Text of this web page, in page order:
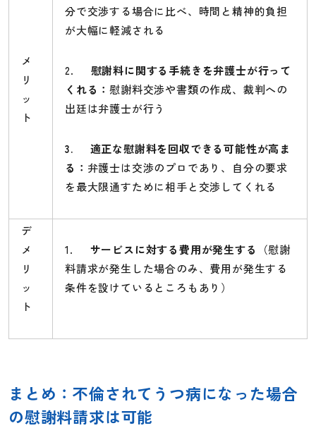
メ
リ
ッ
ト
分で交渉する場合に比べ、時間と精神的負担
が大幅に軽減される
2. 慰謝料に関する手続きを弁護士が行って
くれる ：慰謝料交渉や書類の作成、裁判への
出廷は弁護士が行う
3. 適正な慰謝料を回収できる可能性が高ま
る ： 弁護士は交渉のプロであり、自分の要求
を最大限通すために相手と交渉してくれる
デ
メ
リ
ッ
ト
1. サービスに対する費用が発生する
（慰謝
料請求が発生した場合のみ、費用が発生する
条件を設けているところもあり）
まとめ：不倫されてうつ病になった場合
の慰謝料請求は可能